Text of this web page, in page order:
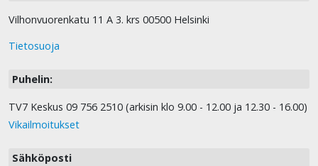
Vilhonvuorenkatu 11 A 3. krs 00500 Helsinki
Tietosuoja
Puhelin:
TV7 Keskus 09 756 2510 (arkisin klo 9.00 - 12.00 ja 12.30 - 16.00)
Vikailmoitukset
Sähköposti